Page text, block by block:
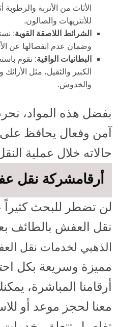
الأثاث من الأتربة
للأنتريهات والصالون.
الشرائط اللاصقة القوية:
وضمان عدم انفصالها عن
البطانيات الواقية: نقوم
الكبير والثقيل، مثل
والخدوش.
بفضل هذه المواد،
آمن وفعال يحافظ
حالاته خلال عملية
أرقامشركة نقل
لن تضطر للبحث
نقل العفش بالطائف
الذهبي لخدمات نقل
مميزة وسريعة بكل
أرقامنا المباشرة،
معنا لحجز موعد أو